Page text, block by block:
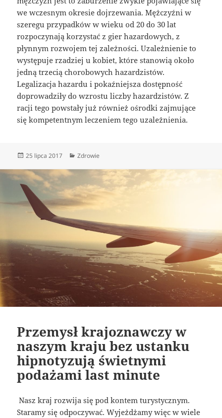
we wczesnym okresie dojrzewania. Mężczyźni w
szeregu przypadków w wieku od 20 do 30 lat
rozpoczynają korzystać z gier hazardowych, z
płynnym rozwojem tej zależności. Uzależnienie to
występuje rzadziej u kobiet, które stanowią około
jedną trzecią chorobowych hazardzistów.
Legalizacja hazardu i pokaźniejsza dostępność
doprowadziły do wzrostu liczby hazardzistów. Z
racji tego powstały już również ośrodki zajmujące
się kompetentnym leczeniem tego uzależnienia.
Data
25 lipca 2017 Kategorie
Zdrowie
Przemysł krajoznawczy w
naszym kraju bez ustanku
hipnotyzują świetnymi
podażami last minute
Nasz kraj rozwija się pod kontem turystycznym.
Staramy się odpoczywać. Wyjeżdżamy więc w wiele